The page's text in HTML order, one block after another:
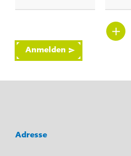
Anmelden
Adresse